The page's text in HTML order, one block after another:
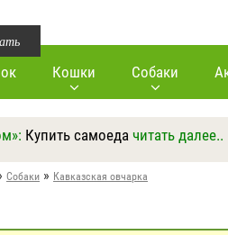
Кошки Собаки
Купить самоеда читать далее..
Собаки » Кавказская овчарка